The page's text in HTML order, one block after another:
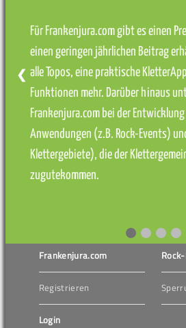
Für Frankenjura.com gibt es einen
einen geringen jährlichen Beitrag
alle Topos, eine praktische
Funktionen mehr. Darüber hinaus
Frankenjura.com bei der
Anwendungen (z.B. Rock-Events)
Klettergebiete), die der
zugutekommen.
❮
Frankenjura.com
Registrieren
Login